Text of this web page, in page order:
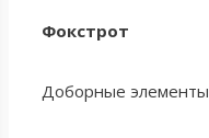
Фокстрот
Доборные элементы